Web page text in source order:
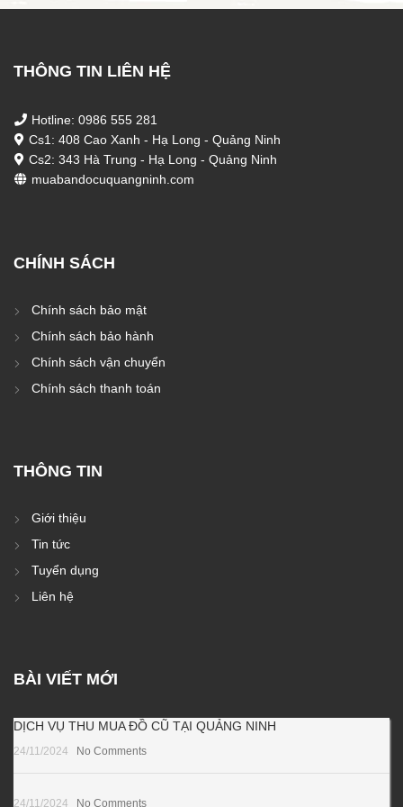
THÔNG TIN LIÊN HỆ
Hotline: 0986 555 281
Cs1: 408 Cao Xanh - Hạ Long - Quảng Ninh
Cs2: 343 Hà Trung - Hạ Long - Quảng Ninh
muabandocuquangninh.com
CHÍNH SÁCH
Chính sách bảo mật
Chính sách bảo hành
Chính sách vận chuyển
Chính sách thanh toán
THÔNG TIN
Giới thiệu
Tin tức
Tuyển dụng
Liên hệ
BÀI VIẾT MỚI
DỊCH VỤ THU MUA ĐỒ CŨ TẠI QUẢNG NINH
24/11/2024 No Comments
24/11/2024 No Comments